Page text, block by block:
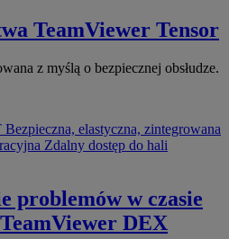
TeamViewer Tensor
z myślą o bezpiecznej obsłudze.
Bezpieczna, elastyczna, zintegrowana
Zdalny dostęp do hali
problemów w czasie
TeamViewer DEX